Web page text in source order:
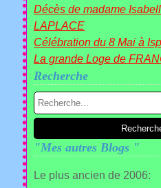
Décès de madame
LAPLACE
Célébration du 8 Mai à
La grande Loge de
Recherche
"Mes autres Blogs "
Le plus ancien de 2006: